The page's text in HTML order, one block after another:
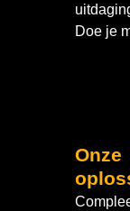
Doe je
Onze